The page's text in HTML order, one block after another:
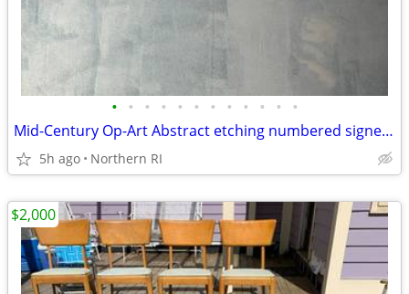
• • • • • • • • • • • •
Mid-Century Op-Art Abstract etching numbered signed Patrick Dupre A479
5h ago Northern RI
$2,000